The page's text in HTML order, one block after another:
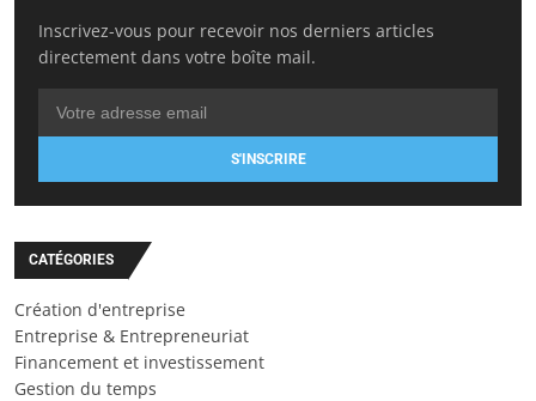
Inscrivez-vous pour recevoir nos derniers articles
directement dans votre boîte mail.
S'INSCRIRE
CATÉGORIES
Création d'entreprise
Entreprise & Entrepreneuriat
Financement et investissement
Gestion du temps